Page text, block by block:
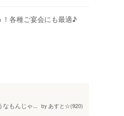
！各種ご宴会にも最適♪
なもんじゃ... by あすと☆(920)